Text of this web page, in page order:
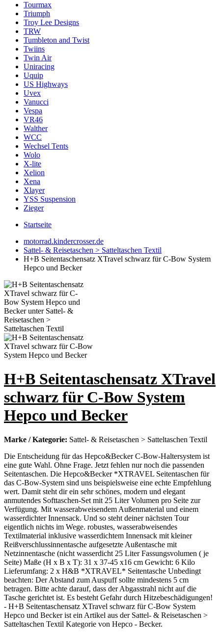
Tourmax
Triumph
Troy Lee Designs
TRW
Tumbleton and Twist
Twiins
Twin Air
Uniracing
Uquip
US Highways
Uvex
Vanucci
Vespa
VR46
Walther
WCC
Wechsel Tents
Wolo
X-lite
Xelion
Xena
Xlayer
YSS Suspension
Zieger
Startseite
motorrad.kindercrosser.de
Sattel- & Reisetaschen > Satteltaschen Textil
H+B Seitentaschensatz XTravel schwarz für C-Bow System
Hepco und Becker
H+B Seitentaschensatz XTravel
schwarz für C-Bow System
Hepco und Becker
Marke / Kategorie: Sattel- & Reisetaschen > Satteltaschen Textil
Die Entscheidung für das Hepco&Becker C-Bow-Haltersystem ist
eine gute Wahl. Ohne Frage. Jetzt fehlen nur noch die passenden
Seitentaschen. Die Hepco&Becker *XTRAVEL Seitentaschen für
das C-Bow-System sind uns beispielsweise eine echte Empfehlung
wert. Damit steht dir ein sehr schönes, modern und elegant
anmutendes Softtaschen-Set mit 25 Liter Volumen pro Seite zur
Verfügung. Mit wasserabweisendem Außenmaterial und einem
wasserdichter Innensack. Und so steht deiner nächsten Tour
eigentlich nichts im Wege. robustes, wasserabweisendes
Textilmaterial inklusive wasserdichtem Innensack mit kleiner
Reißverschlussinnentasche aufgesetzte Außentasche mit
Netzinnentasche (nicht wasserdicht 25 Liter Fassungsvolumen ( je
Seite) Maße (H x B x T): 31 x 37-45 x16 cm Gewicht: 6 Kilo
Lieferumfang: 2 x H&B *XTRAVEL* Seitentasche Unbedingt
beachten: Der Abstand zum Auspuff sollte mindestens 5 cm
betragen. Bitte achte darauf, dass der Abgasstrahl nicht auf die
Tasche gerichtet ist. Es besteht Gefahr durch Hitzebeschädigungen!
- H+B Seitentaschensatz XTravel schwarz für C-Bow System
Hepco und Becker ist ein Artikel aus der Sattel- & Reisetaschen >
Satteltaschen Textil Kategorie von Hepco - Becker.